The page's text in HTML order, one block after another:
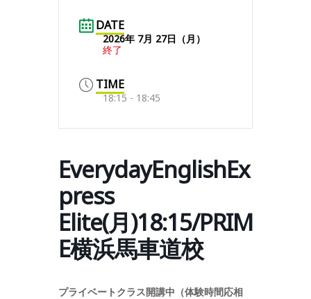
DATE
2026年 7月 27日（月）
終了
TIME
18:15 - 18:45
EverydayEnglishEx
press
Elite(月)18:15/PRIM
E横浜馬車道校
プライベートクラス開講中（体験時間応相